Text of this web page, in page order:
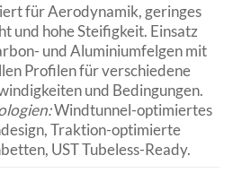
für Aerodynamik, geringes
und hohe Steifigkeit. Einsatz
und Aluminiumfelgen mit
Profilen für verschiedene
und Bedingungen.
Windtunnel-optimiertes
Traktion-optimierte
UST Tubeless-Ready.